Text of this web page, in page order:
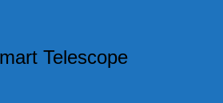
Telescope